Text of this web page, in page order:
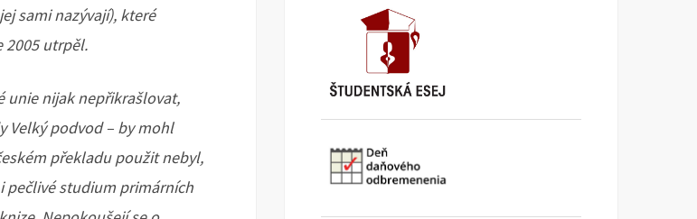
sami nazývají), které
2005 utrpěl.
unie nijak nepřikrašlovat,
Velký podvod – by mohl
překladu použit nebyl,
pečlivé studium primárních